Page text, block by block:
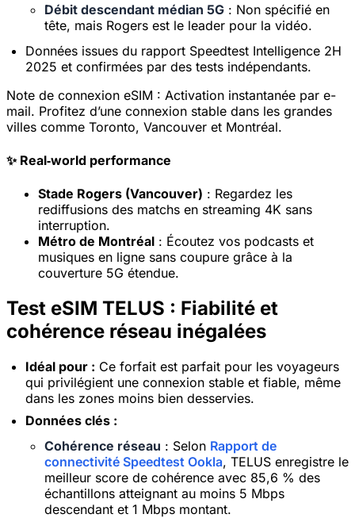
Débit descendant médian 5G : Non spécifié en
tête, mais Rogers est le leader pour la vidéo.
Données issues du rapport Speedtest Intelligence 2H
2025 et confirmées par des tests indépendants.
Note de connexion eSIM : Activation instantanée par e-
mail. Profitez d’une connexion stable dans les grandes
villes comme Toronto, Vancouver et Montréal.
✨ Real‑world performance
Stade Rogers (Vancouver) : Regardez les
rediffusions des matchs en streaming 4K sans
interruption.
Métro de Montréal : Écoutez vos podcasts et
musiques en ligne sans coupure grâce à la
couverture 5G étendue.
Test eSIM TELUS : Fiabilité et
cohérence réseau inégalées
Idéal pour : Ce forfait est parfait pour les voyageurs
qui privilégient une connexion stable et fiable, même
dans les zones moins bien desservies.
Données clés :
Cohérence réseau : Selon Rapport de
connectivité Speedtest Ookla, TELUS enregistre le
meilleur score de cohérence avec 85,6 % des
échantillons atteignant au moins 5 Mbps
descendant et 1 Mbps montant.